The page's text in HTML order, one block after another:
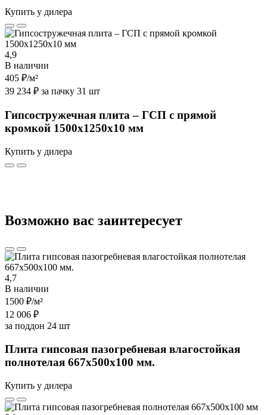
Купить у дилера
4,9
В наличии
405 ₽/м²
39 234 ₽ за пачку 31 шт
Гипсостружечная плита – ГСП с прямой
кромкой 1500х1250х10 мм
Купить у дилера
Возможно вас заинтересует
4,7
В наличии
1500 ₽/м²
12 006 ₽
за поддон 24 шт
Плита гипсовая пазогребневая влагостойкая
полнотелая 667х500х100 мм.
Купить у дилера